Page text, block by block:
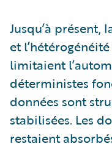
Jusqu’à présent,
et
limitaient
déterministes
données sont
stabilisées. Les
restaient